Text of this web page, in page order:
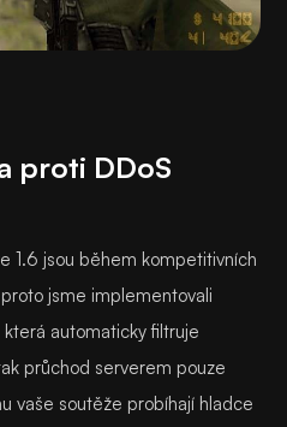
proti DDoS
1.6 jsou během kompetitivních
jsme implementovali
automaticky filtruje
průchod serverem pouze
vaše soutěže probíhají hladce